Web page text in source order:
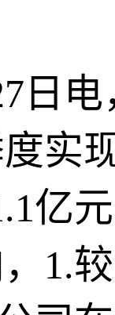
日电
实
亿
1.